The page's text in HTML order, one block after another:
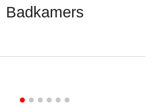
Badkamers